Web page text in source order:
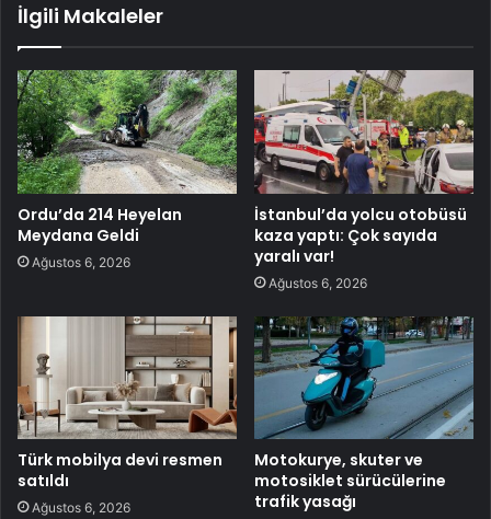
İlgili Makaleler
Ordu’da 214 Heyelan
Meydana Geldi
Ağustos 6, 2026
İstanbul’da yolcu otobüsü
kaza yaptı: Çok sayıda
yaralı var!
Ağustos 6, 2026
Türk mobilya devi resmen
satıldı
Ağustos 6, 2026
Motokurye, skuter ve
motosiklet sürücülerine
trafik yasağı